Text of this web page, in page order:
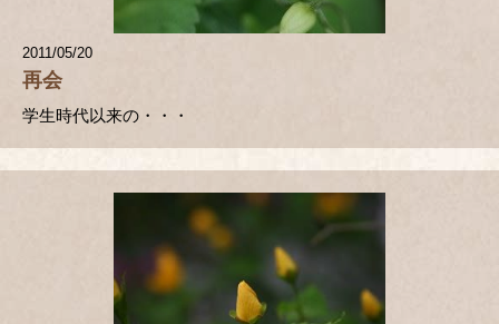
2011/05/20
再会
学生時代以来の・・・